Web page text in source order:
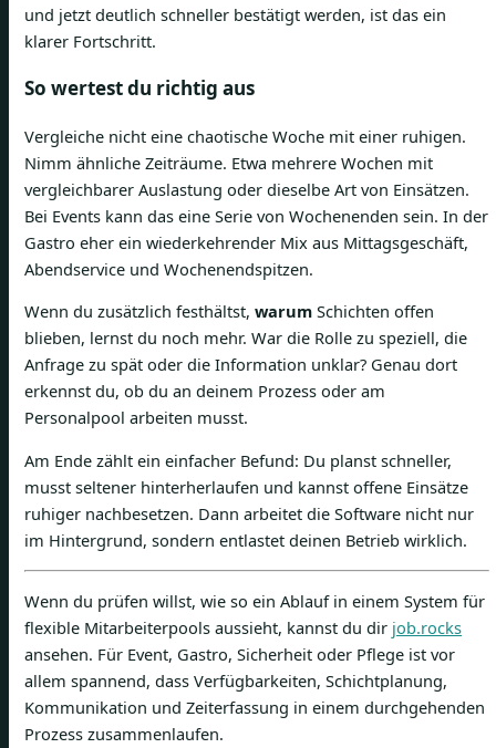
und jetzt deutlich schneller bestätigt werden, ist das ein
klarer Fortschritt.
So wertest du richtig aus
Vergleiche nicht eine chaotische Woche mit einer ruhigen.
Nimm ähnliche Zeiträume. Etwa mehrere Wochen mit
vergleichbarer Auslastung oder dieselbe Art von Einsätzen.
Bei Events kann das eine Serie von Wochenenden sein. In der
Gastro eher ein wiederkehrender Mix aus Mittagsgeschäft,
Abendservice und Wochenendspitzen.
Wenn du zusätzlich festhältst, warum Schichten offen
blieben, lernst du noch mehr. War die Rolle zu speziell, die
Anfrage zu spät oder die Information unklar? Genau dort
erkennst du, ob du an deinem Prozess oder am
Personalpool arbeiten musst.
Am Ende zählt ein einfacher Befund: Du planst schneller,
musst seltener hinterherlaufen und kannst offene Einsätze
ruhiger nachbesetzen. Dann arbeitet die Software nicht nur
im Hintergrund, sondern entlastet deinen Betrieb wirklich.
Wenn du prüfen willst, wie so ein Ablauf in einem System für
flexible Mitarbeiterpools aussieht, kannst du dir job.rocks
ansehen. Für Event, Gastro, Sicherheit oder Pflege ist vor
allem spannend, dass Verfügbarkeiten, Schichtplanung,
Kommunikation und Zeiterfassung in einem durchgehenden
Prozess zusammenlaufen.